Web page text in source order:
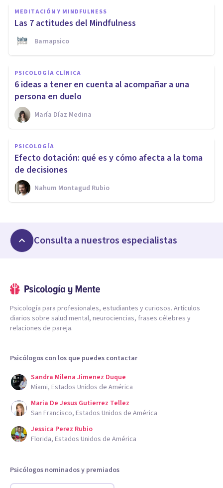
MEDITACIÓN Y MINDFULNESS
Las 7 actitudes del Mindfulness
Barnapsico
PSICOLOGÍA CLÍNICA
6 ideas a tener en cuenta al acompañar a una
persona en duelo
María Díaz Medina
PSICOLOGÍA
Efecto dotación: qué es y cómo afecta a la toma
de decisiones
Nahum Montagud Rubio
Consulta a nuestros especialistas
Psicología para profesionales, estudiantes y curiosos. Artículos
diarios sobre salud mental, neurociencias, frases célebres y
relaciones de pareja.
Psicólogos con los que puedes contactar
Sandra Milena Jimenez Duque
Miami, Estados Unidos de América
Maria De Jesus Gutierrez Tellez
San Francisco, Estados Unidos de América
Jessica Perez Rubio
Florida, Estados Unidos de América
Psicólogos nominados y premiados